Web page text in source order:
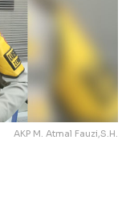
AKP M. Atmal Fauzi,S.H.